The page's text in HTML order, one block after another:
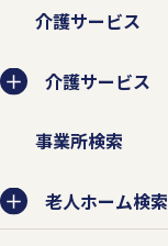
介護サービス
介護サービス
事業所検索
老人ホーム検索